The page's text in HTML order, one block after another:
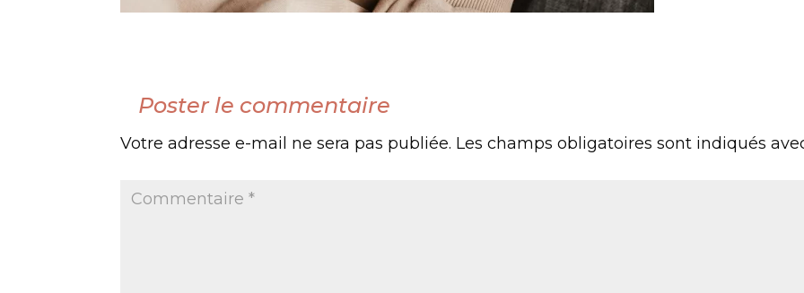
Poster le commentaire
Votre adresse e-mail ne sera pas publiée. Les champs obligatoires sont indiqués